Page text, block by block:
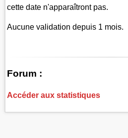
cette date n'apparaîtront pas.
Aucune validation depuis 1 mois.
Forum :
Accéder aux statistiques